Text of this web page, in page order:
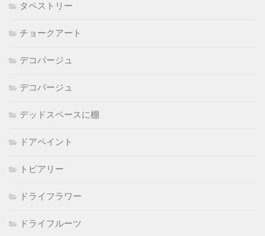
タペストリー
チョークアート
デコパージュ
デコパージュ
デッドスペースに棚
ドアペイント
トピアリー
ドライフラワー
ドライフルーツ